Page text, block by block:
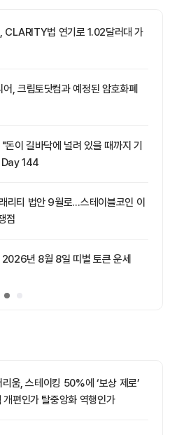
CLARITY법 연기로 1.02달러대 가
어, 크립토닷컴과 예정된 암호화폐
돈이 길바닥에 널려 있을 때까지 기
Day 144
리티 법안 9월로…스테이블코인 이
점
년 8월 8일 띠별 토큰 운세
움, 스테이킹 50%에 ‘보상 제로’
편인가 탈중앙화 역행인가